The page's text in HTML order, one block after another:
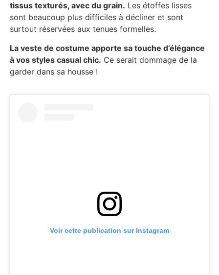
tissus texturés, avec du grain. Les étoffes lisses
sont beaucoup plus difficiles à décliner et sont
surtout réservées aux tenues formelles.
La veste de costume apporte sa touche d’élégance
à vos styles casual chic. Ce serait dommage de la
garder dans sa housse !
Voir cette publication sur Instagram